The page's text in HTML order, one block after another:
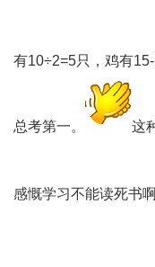
有10÷2=5只，鸡有15-
总考第一。 这
感慨学习不能读死书